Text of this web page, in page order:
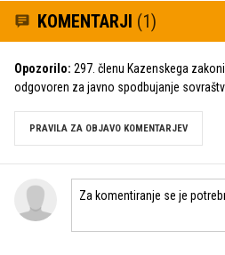
KOMENTARJI (1)
Opozorilo: 297. členu Kazenskega
odgovoren za javno spodbujanje
PRAVILA ZA OBJAVO KOMENTARJEV